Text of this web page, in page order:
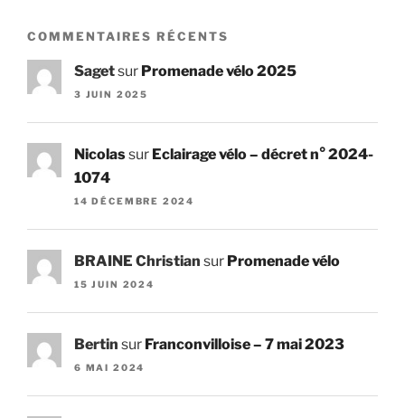
COMMENTAIRES RÉCENTS
Sagetsur Promenade vélo 2025
3 JUIN 2025
Nicolassur Eclairage vélo – décret n° 2024-
1074
14 DÉCEMBRE 2024
BRAINE Christian sur Promenade vélo
15 JUIN 2024
Bertin sur Franconvilloise – 7 mai 2023
6 MAI 2024